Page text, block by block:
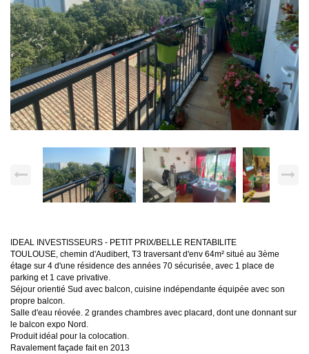
IDEAL INVESTISSEURS - PETIT PRIX/BELLE RENTABILITE
TOULOUSE, chemin d'Audibert, T3 traversant d'env 64m² situé au 3ème
étage sur 4 d'une résidence des années 70 sécurisée, avec 1 place de
parking et 1 cave privative.
Séjour orientié Sud avec balcon, cuisine indépendante équipée avec son
propre balcon.
Salle d'eau réovée. 2 grandes chambres avec placard, dont une donnant sur
le balcon expo Nord.
Produit idéal pour la colocation.
Ravalement façade fait en 2013